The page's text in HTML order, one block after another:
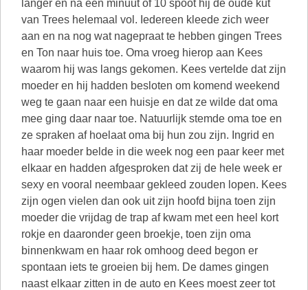
langer en na een minuut of 10 spoot hij de oude kut
van Trees helemaal vol. Iedereen kleede zich weer
aan en na nog wat nagepraat te hebben gingen Trees
en Ton naar huis toe. Oma vroeg hierop aan Kees
waarom hij was langs gekomen. Kees vertelde dat zijn
moeder en hij hadden besloten om komend weekend
weg te gaan naar een huisje en dat ze wilde dat oma
mee ging daar naar toe. Natuurlijk stemde oma toe en
ze spraken af hoelaat oma bij hun zou zijn. Ingrid en
haar moeder belde in die week nog een paar keer met
elkaar en hadden afgesproken dat zij de hele week er
sexy en vooral neembaar gekleed zouden lopen. Kees
zijn ogen vielen dan ook uit zijn hoofd bijna toen zijn
moeder die vrijdag de trap af kwam met een heel kort
rokje en daaronder geen broekje, toen zijn oma
binnenkwam en haar rok omhoog deed begon er
spontaan iets te groeien bij hem. De dames gingen
naast elkaar zitten in de auto en Kees moest zeer tot